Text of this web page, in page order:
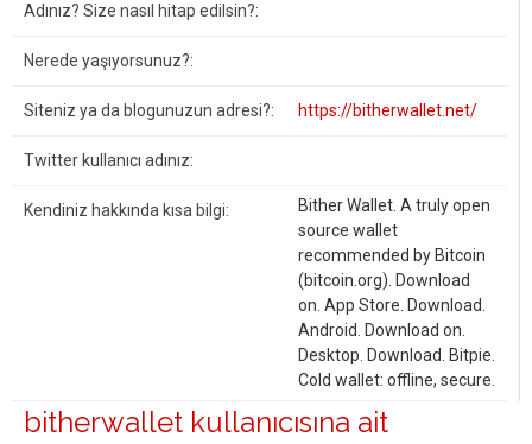
Adınız? Size nasıl hitap edilsin?:
Nerede yaşıyorsunuz?:
Siteniz ya da blogunuzun adresi?: https://bitherwallet.net/
Twitter kullanıcı adınız:
Kendiniz hakkında kısa bilgi:
Bither Wallet. A truly open
source wallet
recommended by Bitcoin
(bitcoin.org). Download
on. App Store. Download.
Android. Download on.
Desktop. Download. Bitpie.
Cold wallet: offline, secure.
bitherwallet kullanıcısına ait